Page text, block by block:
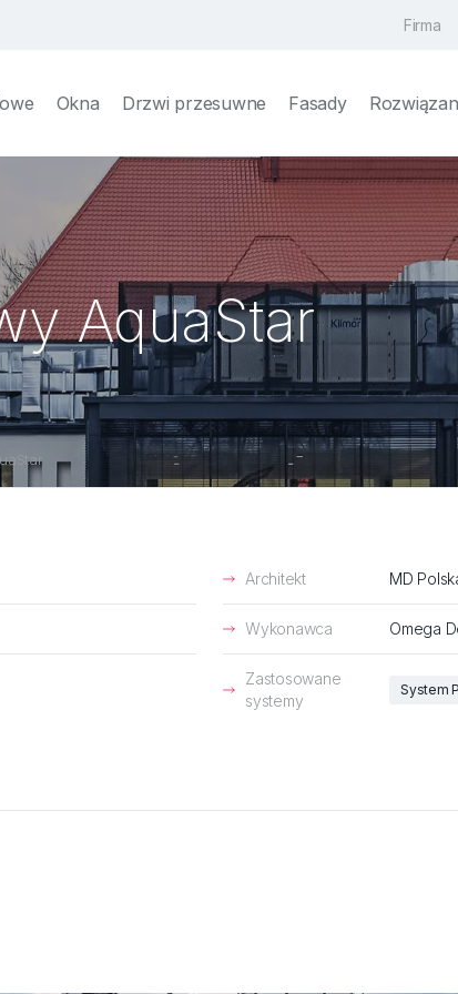
Firma
Okna Drzwi przesuwne Fasady
AquaStar
Architekt MD
Wykonawca Omega
Zastosowane
systemy
System